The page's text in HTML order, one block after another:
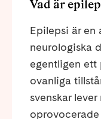
Vad är
Epilepsi är en
neurologiska
egentligen ett
ovanliga
svenskar